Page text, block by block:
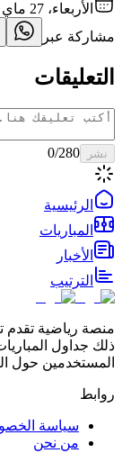
الأربعاء، 27 ماي 2026
مشاركة عبر
التعليقات
نشر 0/280
الرئيسية
المباريات
الأخبار
الترتيب
منصة رياضية تقدم
ذلك جداول
المستخدمين حول
روابط
سياسة
من نحن